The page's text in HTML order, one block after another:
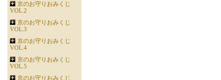
京のお守りおみくじ
VOL.2
京のお守りおみくじ
VOL.3
京のお守りおみくじ
VOL.4
京のお守りおみくじ
VOL.5
京のお守りおみくじ